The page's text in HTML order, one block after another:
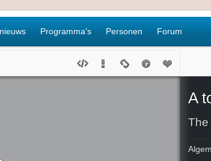
Programma's Personen Forum
A
The